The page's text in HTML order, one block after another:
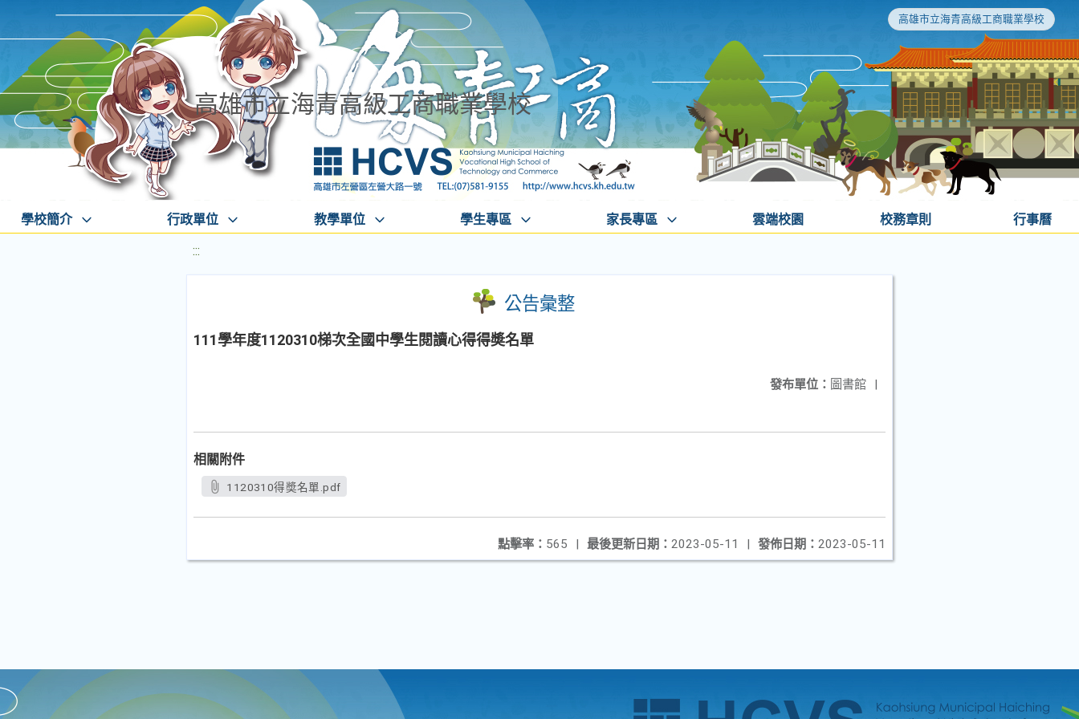
高雄市立海青高級工商職業學校
高雄市立海青高級工商職業學校
學校簡介 行政單位 教學單位 學生專區 家長專區 雲端校園 校務章則 行事曆
:::
公告彙整
111學年度1120310梯次全國中學生閱讀心得得奬名單
發布單位： 圖書館 |
相關附件
1120310得奬名單.pdf
發佈日期： 2023-05-11
最後更新日期： 2023-05-11 |
點擊率： 565 |